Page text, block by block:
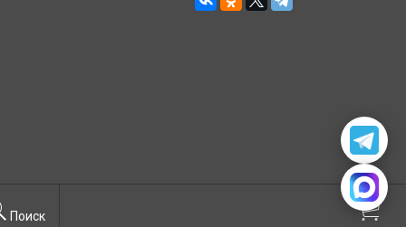
Поиск